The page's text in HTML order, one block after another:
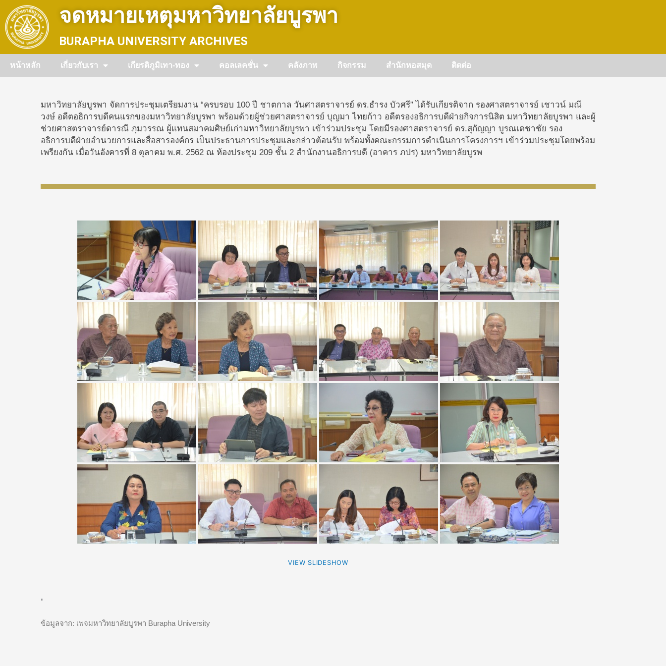
content
จดหมายเหตุมหาวิทยาลัยบูรพา
BURAPHA UNIVERSITY ARCHIVES
หน้าหลัก เกี่ยวกับเรา เกียรติภูมิเทา-ทอง คอลเลคชั่น คลังภาพ กิจกรรม สำนักหอสมุด ติดต่อ
มหาวิทยาลัยบูรพา จัดการประชุมเตรียมงาน “ครบรอบ 100 ปี ชาตกาล วันศาสตราจารย์ ดร.ธำรง บัวศรี” ได้รับเกียรติจาก รองศาสตราจารย์ เชาวน์ มณี
วงษ์ อดีตอธิการบดีคนแรกของมหาวิทยาลัยบูรพา พร้อมด้วยผู้ช่วยศาสตราจารย์ บุญมา ไทยก้าว อดีตรองอธิการบดีฝ่ายกิจการนิสิต มหาวิทยาลัยบูรพา และผู้
ช่วยศาสตราจารย์ดารณี ภุมวรรณ ผู้แทนสมาคมศิษย์เก่ามหาวิทยาลัยบูรพา เข้าร่วมประชุม โดยมีรองศาสตราจารย์ ดร.สุกัญญา บูรณเดชาชัย รอง
อธิการบดีฝ่ายอำนวยการและสื่อสารองค์กร เป็นประธานการประชุมและกล่าวต้อนรับ พร้อมทั้งคณะกรรมการดำเนินการโครงการฯ เข้าร่วมประชุมโดยพร้อม
เพรียงกัน เมื่อวันอังคารที่ 8 ตุลาคม พ.ศ. 2562 ณ ห้องประชุม 209 ชั้น 2 สำนักงานอธิการบดี (อาคาร ภปร) มหาวิทยาลัยบูรพ
VIEW SLIDESHOW
"
ข้อมูลจาก: เพจมหาวิทยาลัยบูรพา Burapha University